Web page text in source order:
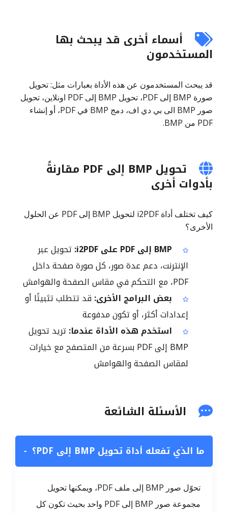
أسماء أخرى قد يبحث بها
المستخدمون
قد يبحث المستخدمون عن هذه الأداة بعبارات مثل: تحويل
صورة BMP إلى PDF، تحويل BMP إلى PDF اونلاين، تحويل
صور BMP الى بي دي اف، دمج BMP في PDF، أو إنشاء
PDF من BMP.
تحويل BMP إلى PDF مقارنةً
بأدوات أخرى
كيف تختلف أداة i2PDF لتحويل BMP إلى PDF عن الحلول
الأخرى؟
BMP إلى PDF على i2PDF:
تحويل عبر
الإنترنت، دعم عدة صور، كل صورة صفحة داخل
PDF، مع التحكم في مقاس الصفحة والهوامش
بعض البرامج الأخرى: قد تتطلب تثبيتًا أو
إعدادات أكثر، أو تكون مدفوعة
استخدم هذه الأداة عندما: تريد تحويل
BMP إلى PDF بسرعة من المتصفح مع خيارات
لمقاس الصفحة والهوامش
الأسئلة الشائعة
ما الذي تفعله أداة تحويل BMP إلى PDF؟ −
تحوّل صور BMP إلى ملف PDF، ويمكنها تحويل
مجموعة صور BMP إلى PDF واحد بحيث تكون كل